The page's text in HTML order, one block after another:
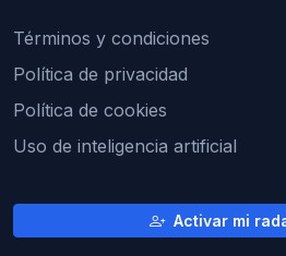
Términos y condiciones
Política de privacidad
Política de cookies
Uso de inteligencia artificial
Activar mi